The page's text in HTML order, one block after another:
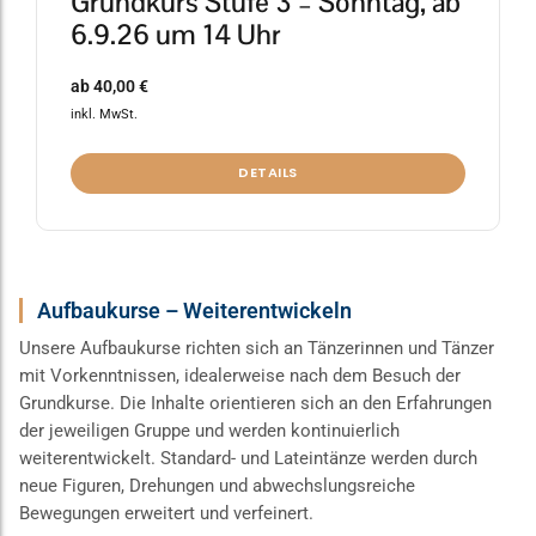
6.9.26 um 14 Uhr
ab40,00€
inkl. MwSt.
DETAILS
Aufbaukurse – Weiterentwickeln
Unsere Aufbaukurse richten sich an Tänzerinnen und Tänzer
mit Vorkenntnissen, idealerweise nach dem Besuch der
Grundkurse. Die Inhalte orientieren sich an den Erfahrungen
der jeweiligen Gruppe und werden kontinuierlich
weiterentwickelt. Standard- und Lateintänze werden durch
neue Figuren, Drehungen und abwechslungsreiche
Bewegungen erweitert und verfeinert.